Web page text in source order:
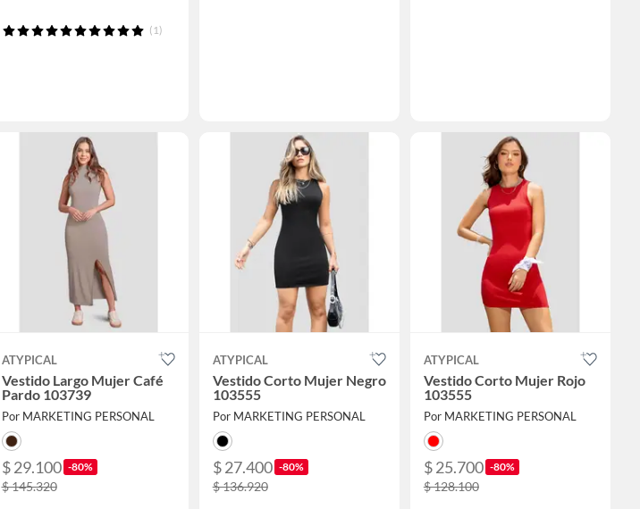
(1)
ATYPICAL
Vestido Largo Mujer Café
Pardo 103739
Por MARKETING PERSONAL
$ 29.100 -80%
$ 145.320
ATYPICAL
Vestido Corto Mujer Negro
103555
Por MARKETING PERSONAL
$ 27.400 -80%
$ 136.920
ATYPICAL
Vestido Corto Mujer Rojo
103555
Por MARKETING PERSONAL
$ 25.700 -80%
$ 128.100